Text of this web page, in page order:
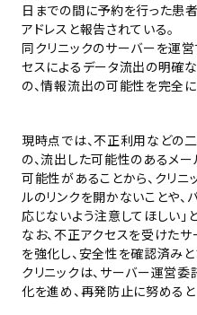
日までの間に予約を行った患
アドレスと報告されている。
同クリニックのサーバーを運
セスによるデータ流出の明確
の、情報流出の可能性を完全
現時点では、不正利用などの
の、流出した可能性のあるメ
可能性があることから、クリ
ルのリンクを開かないことや
応じないよう注意してほしい」
なお、不正アクセスを受けた
を強化し、安全性を確認済みと
クリニックは、サーバー運営
化を進め、再発防止に努めると